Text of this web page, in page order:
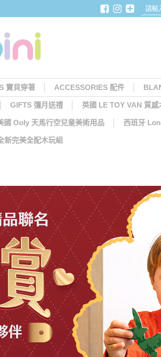
寶貝穿著 ACCESSORIES 配件
GIFTS 彌月送禮 英國 LE TOY VAN 質感
國 Ooly 天馬行空兒童美術用品 西班牙
新完美全配木玩組